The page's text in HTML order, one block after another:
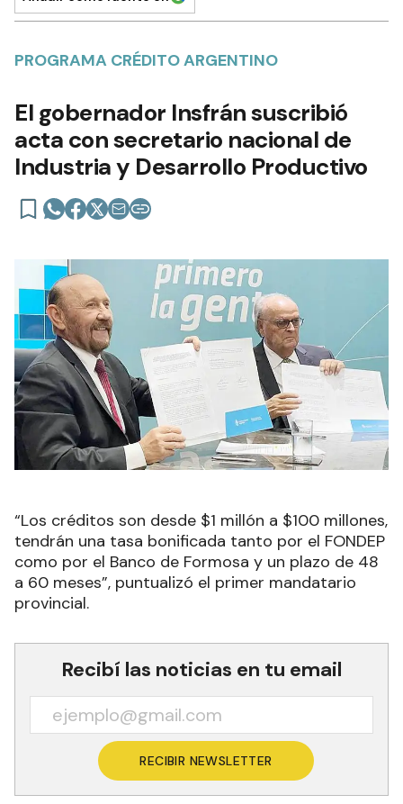
PROGRAMA CRÉDITO ARGENTINO
El gobernador Insfrán suscribió
acta con secretario nacional de
Industria y Desarrollo Productivo
“Los créditos son desde $1 millón a $100 millones,
tendrán una tasa bonificada tanto por el FONDEP
como por el Banco de Formosa y un plazo de 48
a 60 meses”, puntualizó el primer mandatario
provincial.
Recibí las noticias en tu email
RECIBIR NEWSLETTER